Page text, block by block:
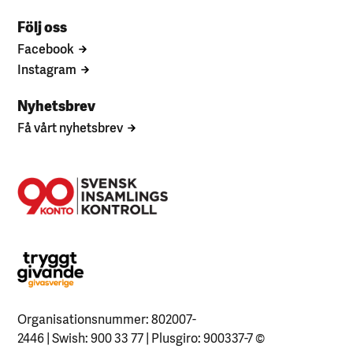
Följ oss
Facebook
Instagram
Nyhetsbrev
Få vårt nyhetsbrev
Organisationsnummer: 802007-
2446 | Swish: 900 33 77 | Plusgiro: 900337-7©